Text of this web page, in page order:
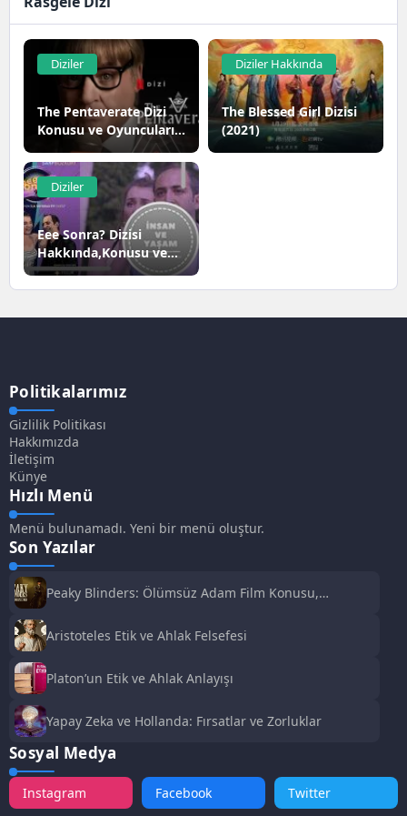
Diziler
The Pentaverate Dizi
Konusu ve Oyuncuları |
Netflix
Diziler Hakkında
The Blessed Girl Dizisi
(2021)
Diziler
Eee Sonra? Dizisi
Hakkında,Konusu ve
Oyuncuları
Politikalarımız
Gizlilik Politikası
Hakkımızda
İletişim
Künye
Hızlı Menü
Menü bulunamadı. Yeni bir menü oluştur.
Son Yazılar
Peaky Blinders: Ölümsüz Adam Film Konusu,
Aristoteles Etik ve Ahlak Felsefesi
Platon’un Etik ve Ahlak Anlayışı
Yapay Zeka ve Hollanda: Fırsatlar ve Zorluklar
Sosyal Medya
Instagram Facebook Twitter